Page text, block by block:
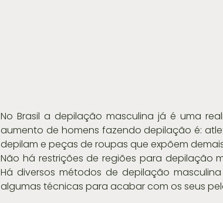
No Brasil a depilação masculina já é uma
aumento de homens fazendo depilação é:
depilam e peças de roupas que expõem
Não há restrições de regiões para depilação
Há diversos métodos de depilação
algumas técnicas para acabar com os seus